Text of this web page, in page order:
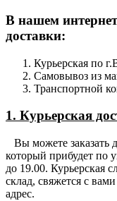
В нашем
доставки:
Курьерская по
Самовывоз из
Транспортной
1. Курьерская
Вы можете заказать
который прибудет по
до 19.00. Курьерская
склад, свяжется с
адрес.